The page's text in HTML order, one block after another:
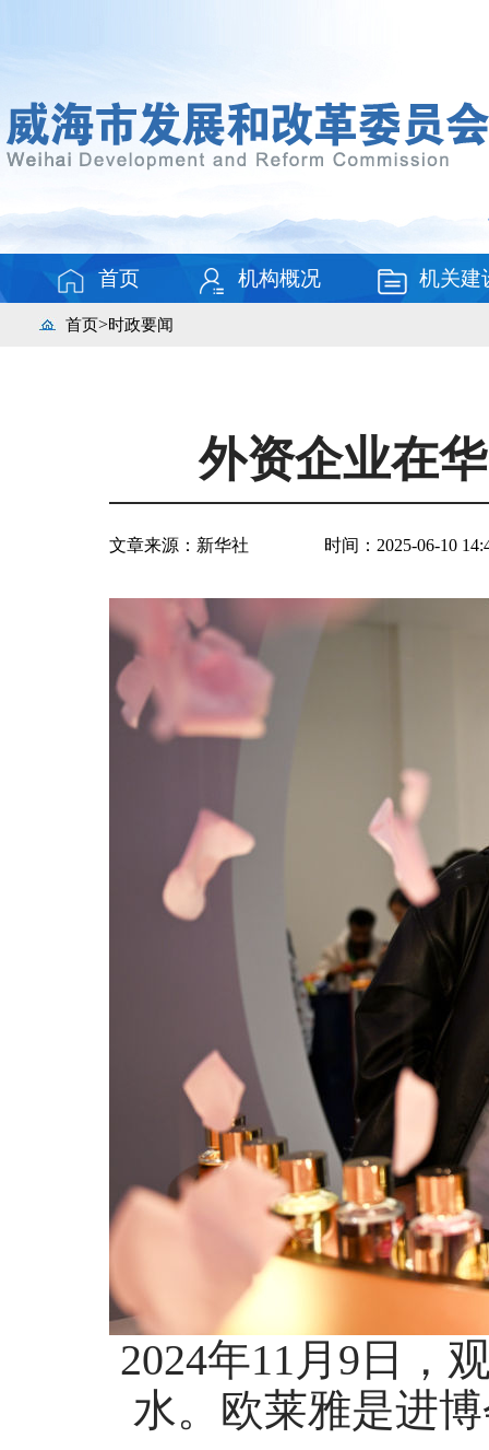
首页 机构概况 机关建
首页>时政要闻
外资企业在
文章来源： 新华社 时间：2025-06-10
2024年11月9日，
水。欧莱雅是进